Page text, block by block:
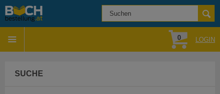
0 LOGIN
SUCHE